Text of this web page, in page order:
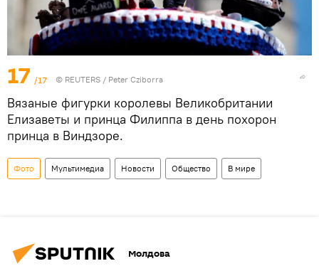
17 /17 © REUTERS / Peter Cziborra
Вязаные фигурки королевы Великобритании
Елизаветы и принца Филиппа в день похорон
принца в Виндзоре.
Фото Мультимедиа Новости Общество В мире
Молдова